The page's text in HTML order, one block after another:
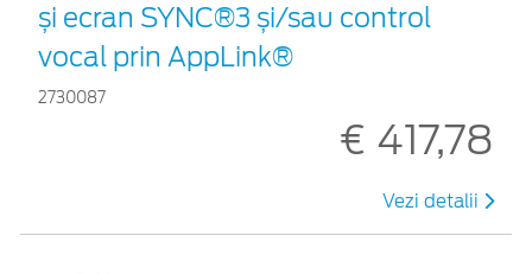
și ecran SYNC®3 și/sau control
vocal prin AppLink®
2730087
€ 417,78
Vezi detalii